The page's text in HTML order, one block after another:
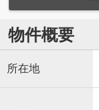
物件概要
所在地